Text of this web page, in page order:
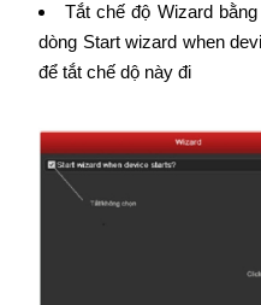
Tắt chế độ Wizard
dòng Start wizard when
để tắt chế dộ này đi